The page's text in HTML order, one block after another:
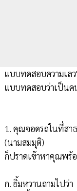
แบบทดสอบความเล
แบบทดสอบว่าเป็นค
1. คุณจอดรถในที่สา
(นามสมมุติ)
ก็ปราดเข้าหาคุณพร้
ก. ยิ้มหวานถามไปว่า